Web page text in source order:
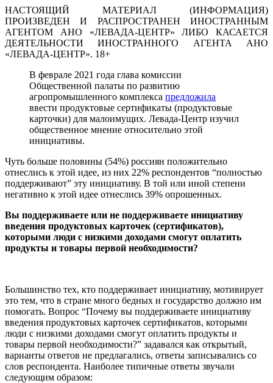
НАСТОЯЩИЙ МАТЕРИАЛ (ИНФОРМАЦИЯ)
ПРОИЗВЕДЕН И РАСПРОСТРАНЕН ИНОСТРАННЫМ
АГЕНТОМ АНО «ЛЕВАДА-ЦЕНТР» ЛИБО КАСАЕТСЯ
ДЕЯТЕЛЬНОСТИ ИНОСТРАННОГО АГЕНТА АНО
«ЛЕВАДА-ЦЕНТР». 18+
В феврале 2021 года глава комиссии
Общественной палаты по развитию
агропромышленного комплекса предложила
ввести продуктовые сертификаты (продуктовые
карточки) для малоимущих. Левада-Центр изучил
общественное мнение относительно этой
инициативы.
Чуть больше половины (54%) россиян положительно
отнеслись к этой идее, из них 22% респондентов “полностью
поддерживают” эту инициативу. В той или иной степени
негативно к этой идее отнеслись 39% опрошенных.
Вы поддерживаете или не поддерживаете инициативу
введения продуктовых карточек (сертификатов),
которыми люди с низкими доходами смогут оплатить
продукты и товары первой необходимости?
Большинство тех, кто поддерживает инициативу, мотивирует
это тем, что в стране много бедных и государство должно им
помогать. Вопрос “Почему вы поддерживаете инициативу
введения продуктовых карточек сертификатов, которыми
люди с низкими доходами смогут оплатить продукты и
товары первой необходимости?” задавался как открытый,
варианты ответов не предлагались, ответы записывались со
слов респондента. Наиболее типичные ответы звучали
следующим образом: